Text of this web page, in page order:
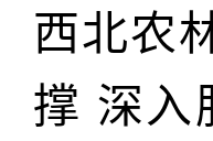
西北农
撑 深入